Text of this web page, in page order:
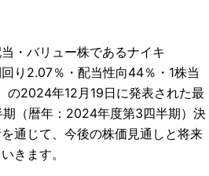
・バリュー株であるナイキ
回り2.07％・配当性向44％・1株当
の2024年12月19日に発表された最
（暦年：2024年度第3四半期）決
通じて、今後の株価見通しと将来
きます。